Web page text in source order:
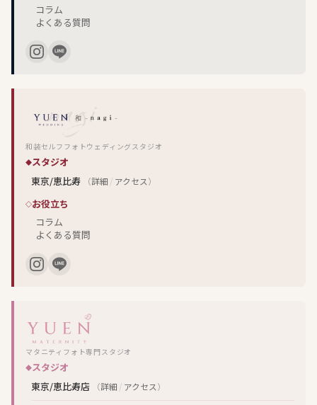
コラム
よくある質問
和装セルフフォトウェディングスタジオ
スタジオ
東京/恵比寿
（詳細 / アクセス）
お役立ち
コラム
よくある質問
マタニティフォト専門スタジオ
スタジオ
東京/恵比寿店
（詳細 / アクセス）